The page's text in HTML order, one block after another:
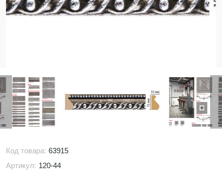
Код товара: 63915
Артикул: 120-44